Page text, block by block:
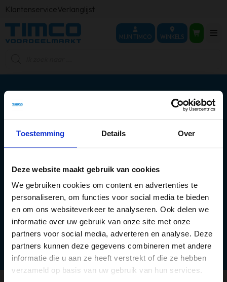
Toestemming Details Over
Deze website maakt gebruik van cookies
We gebruiken cookies om content en advertenties te
personaliseren, om functies voor social media te bieden
en om ons websiteverkeer te analyseren. Ook delen we
informatie over uw gebruik van onze site met onze
partners voor social media, adverteren en analyse. Deze
partners kunnen deze gegevens combineren met andere
informatie die u aan ze heeft verstrekt of die ze hebben
verzameld op basis van uw gebruik van hun services.
KlantenserviceVerlanglijst
MIJN TIMCO WINKELS
Over ons
Populaire categorieën
Mijn account
©2026 Timco Voordeelmarkt